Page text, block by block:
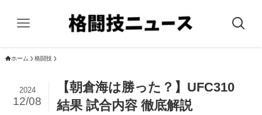
ホーム 格闘技
【朝倉海は勝った？】UFC310
結果 試合内容 徹底解説
2024
12/08